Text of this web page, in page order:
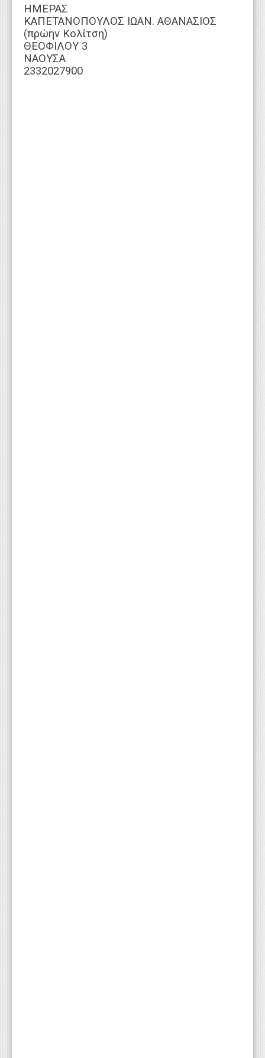
ΗΜΕΡΑΣ
ΚΑΠΕΤΑΝΟΠΟΥΛΟΣ ΙΩΑΝ. ΑΘΑΝΑΣΙΟΣ
(πρώην Κολίτση)
ΘΕΟΦΙΛΟΥ 3
ΝΑΟΥΣΑ
2332027900